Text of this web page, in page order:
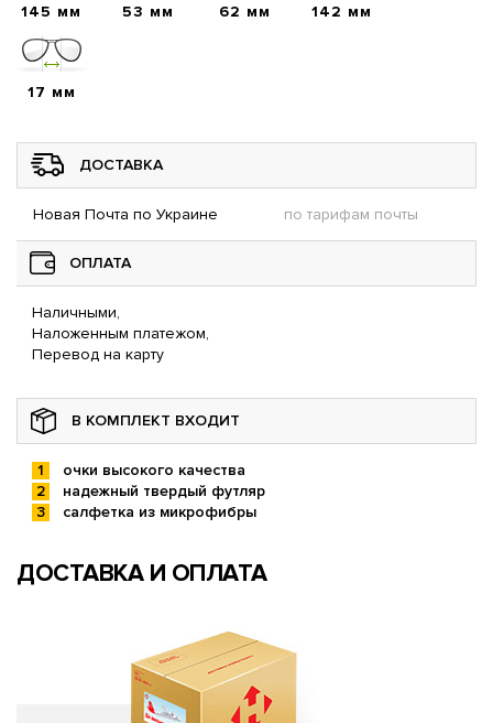
145 мм 53 мм 62 мм 142 мм
17 мм
ДОСТАВКА
Новая Почта по Украине по тарифам почты
ОПЛАТА
Наличными,
Наложенным платежом,
Перевод на карту
В КОМПЛЕКТ ВХОДИТ
очки высокого качества
надежный твердый футляр
салфетка из микрофибры
ДОСТАВКА И ОПЛАТА